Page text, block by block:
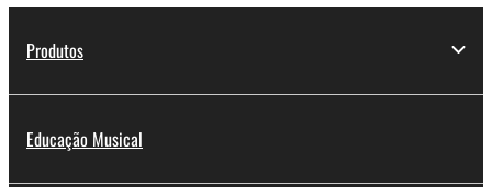
Produtos
Educação Musical